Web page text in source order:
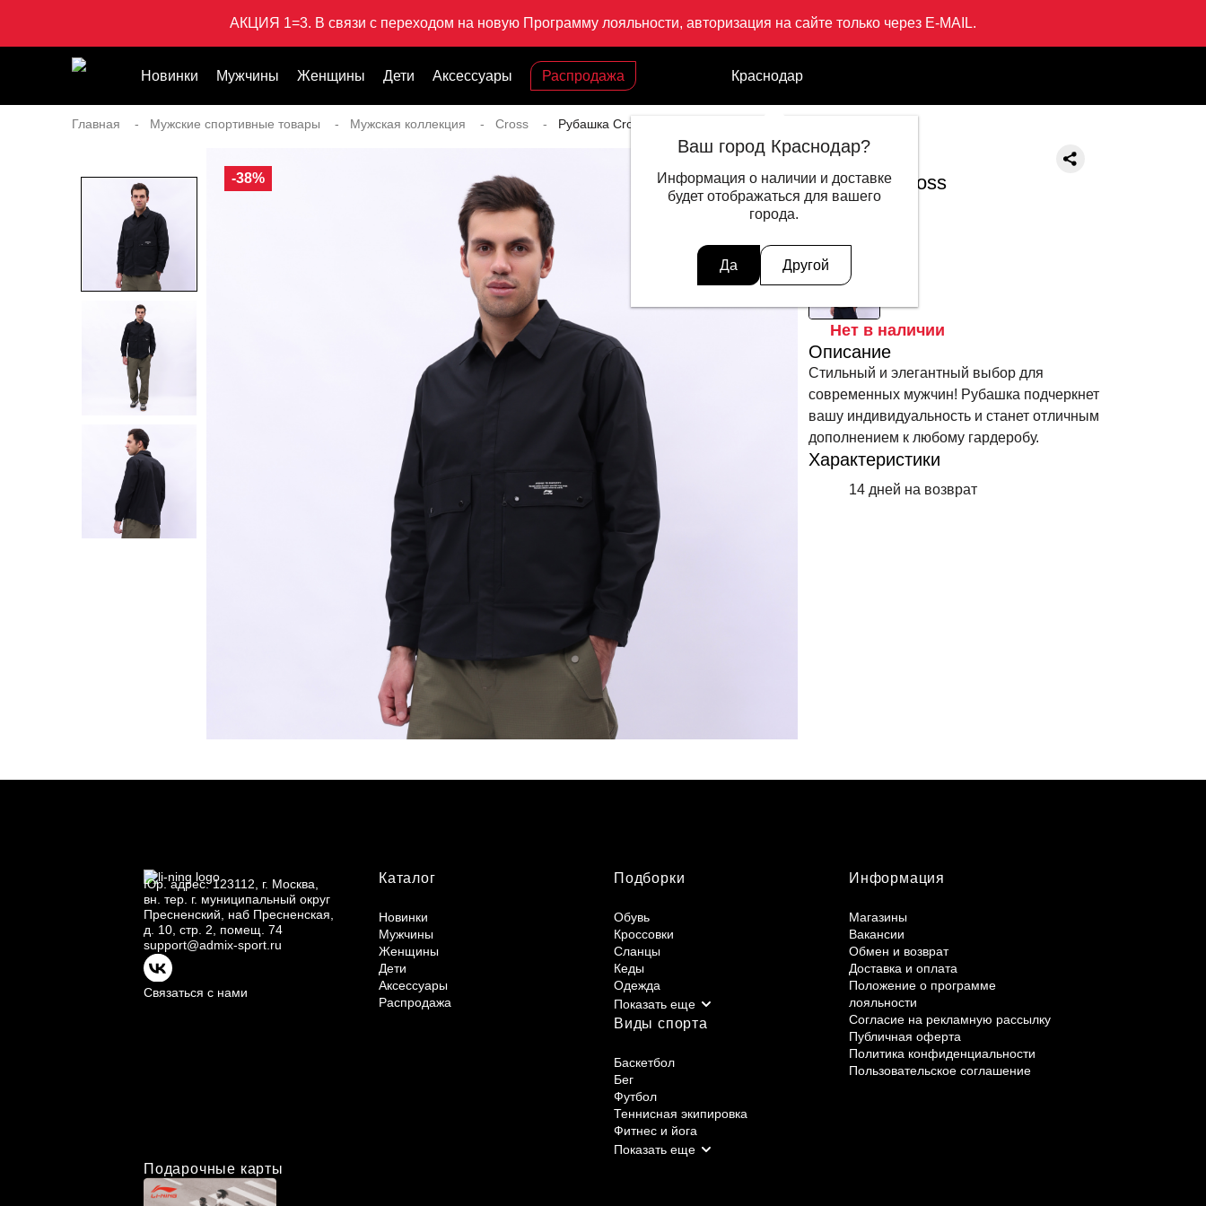
АКЦИЯ 1=3. В связи с переходом на новую Программу лояльности, авторизация на сайте только через E-MAIL.
Новинки Мужчины Женщины Дети Аксессуары Распродажа Краснодар
Ваш город Краснодар?
Информация о наличии и доставке
будет отображаться для вашего
города.
Да Другой
Главная Мужские спортивные товары Мужская коллекция Cross Рубашка Cross
-38%
LI-NING
Рубашка Cross
12 999 ₽
Нет в наличии
Описание
Стильный и элегантный выбор для
современных мужчин! Рубашка подчеркнет
вашу индивидуальность и станет отличным
дополнением к любому гардеробу.
Характеристики
14 дней на возврат
Юр. адрес: 123112, г. Москва,
вн. тер. г. муниципальный округ
Пресненский, наб Пресненская,
д. 10, стр. 2, помещ. 74
support@admix-sport.ru
Связаться с нами
Каталог
Новинки
Мужчины
Женщины
Дети
Аксессуары
Распродажа
Подборки
Обувь
Кроссовки
Сланцы
Кеды
Одежда
Виды спорта
Баскетбол
Бег
Футбол
Теннисная экипировка
Фитнес и йога
Информация
Магазины
Вакансии
Обмен и возврат
Доставка и оплата
Положение о программе
лояльности
Согласие на рекламную рассылку
Публичная оферта
Политика конфиденциальности
Пользовательское соглашение
Подарочные карты